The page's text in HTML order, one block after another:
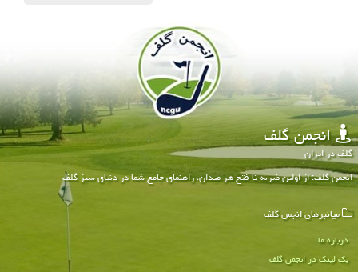
انجمن گلف
گلف در ایران
انجمن گلف: از اولین ضربه تا فتح هر میدان، راهنمای جامع شما در دنیای سبز گلف
میانبرهای انجمن گلف
درباره ما
بک لینک در انجمن گلف